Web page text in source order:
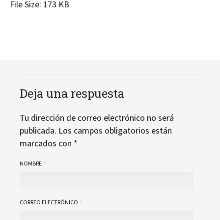
File Size: 173 KB
Deja una respuesta
Tu dirección de correo electrónico no será
publicada. Los campos obligatorios están
marcados con *
NOMBRE
CORREO ELECTRÓNICO